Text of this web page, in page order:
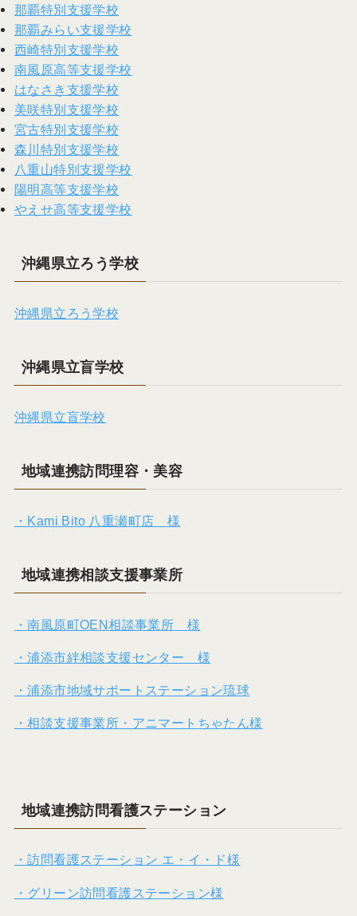
那覇特別支援学校
那覇みらい支援学校
西崎特別支援学校
南風原高等支援学校
はなさき支援学校
美咲特別支援学校
宮古特別支援学校
森川特別支援学校
八重山特別支援学校
陽明高等支援学校
やえせ高等支援学校
沖縄県立ろう学校
沖縄県立ろう学校
沖縄県立盲学校
沖縄県立盲学校
地域連携訪問理容・美容
・Kami Bito 八重瀬町店 様
地域連携相談支援事業所
・南風原町OEN相談事業所 様
・浦添市絆相談支援センター 様
・浦添市地域サポートステーション琉球
・相談支援事業所・アニマートちゃたん様
地域連携訪問看護ステーション
・訪問看護ステーション エ・イ・ド様
・グリーン訪問看護ステーション様